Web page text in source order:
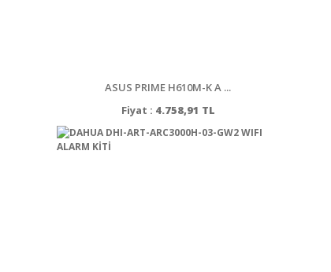
ASUS PRIME H610M-K A ...
Fiyat : 4.758,91 TL